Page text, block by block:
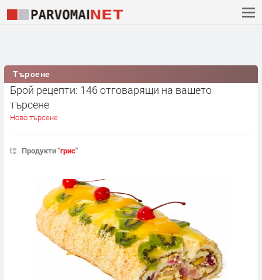
Търсене
Брой рецепти: 146 отговарящи на вашето
търсене
Ново търсене
Продукти "грис"